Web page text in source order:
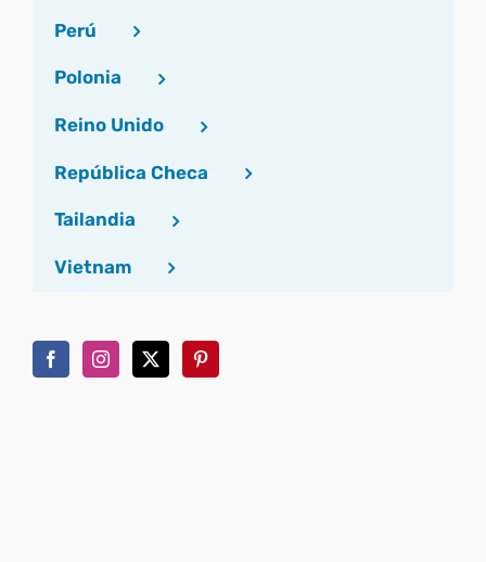
Perú
Polonia
Reino Unido
República Checa
Tailandia
Vietnam